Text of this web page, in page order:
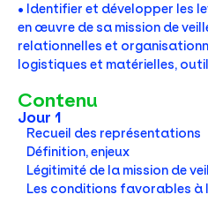
• Identifier et développer les
en œuvre de sa mission de
relationnelles et
logistiques et matérielles,
Contenu
Jour 1
Recueil des représentations
Définition, enjeux
Légitimité de la mission de
Les conditions favorables à